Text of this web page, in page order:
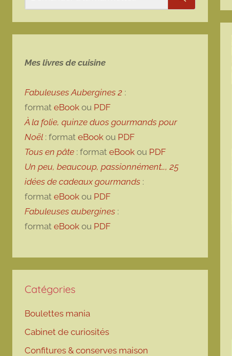
Rechercher
Mes livres de cuisine
Fabuleuses Aubergines 2 :
format eBook ou PDF
À la folie, quinze duos gourmands pour
Noël : format eBook ou PDF
Tous en pâte : format eBook ou PDF
Un peu, beaucoup, passionnément…, 25
idées de cadeaux gourmands :
format eBook ou PDF
Fabuleuses aubergines :
format eBook ou PDF
Catégories
Boulettes mania
Cabinet de curiosités
Confitures & conserves maison